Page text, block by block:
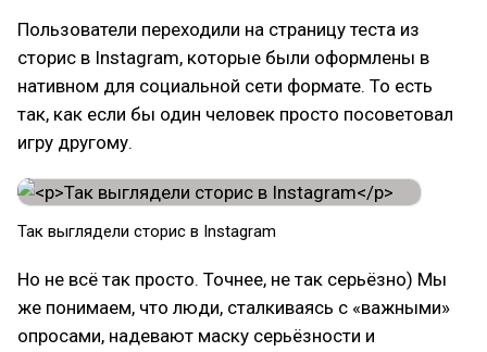
Пользователи переходили на страницу теста из
сторис в Instagram, которые были оформлены в
нативном для социальной сети формате. То есть
так, как если бы один человек просто посоветовал
игру другому.
Так выглядели сторис в Instagram
Но не всё так просто. Точнее, не так серьёзно) Мы
же понимаем, что люди, сталкиваясь с «важными»
опросами, надевают маску серьёзности и